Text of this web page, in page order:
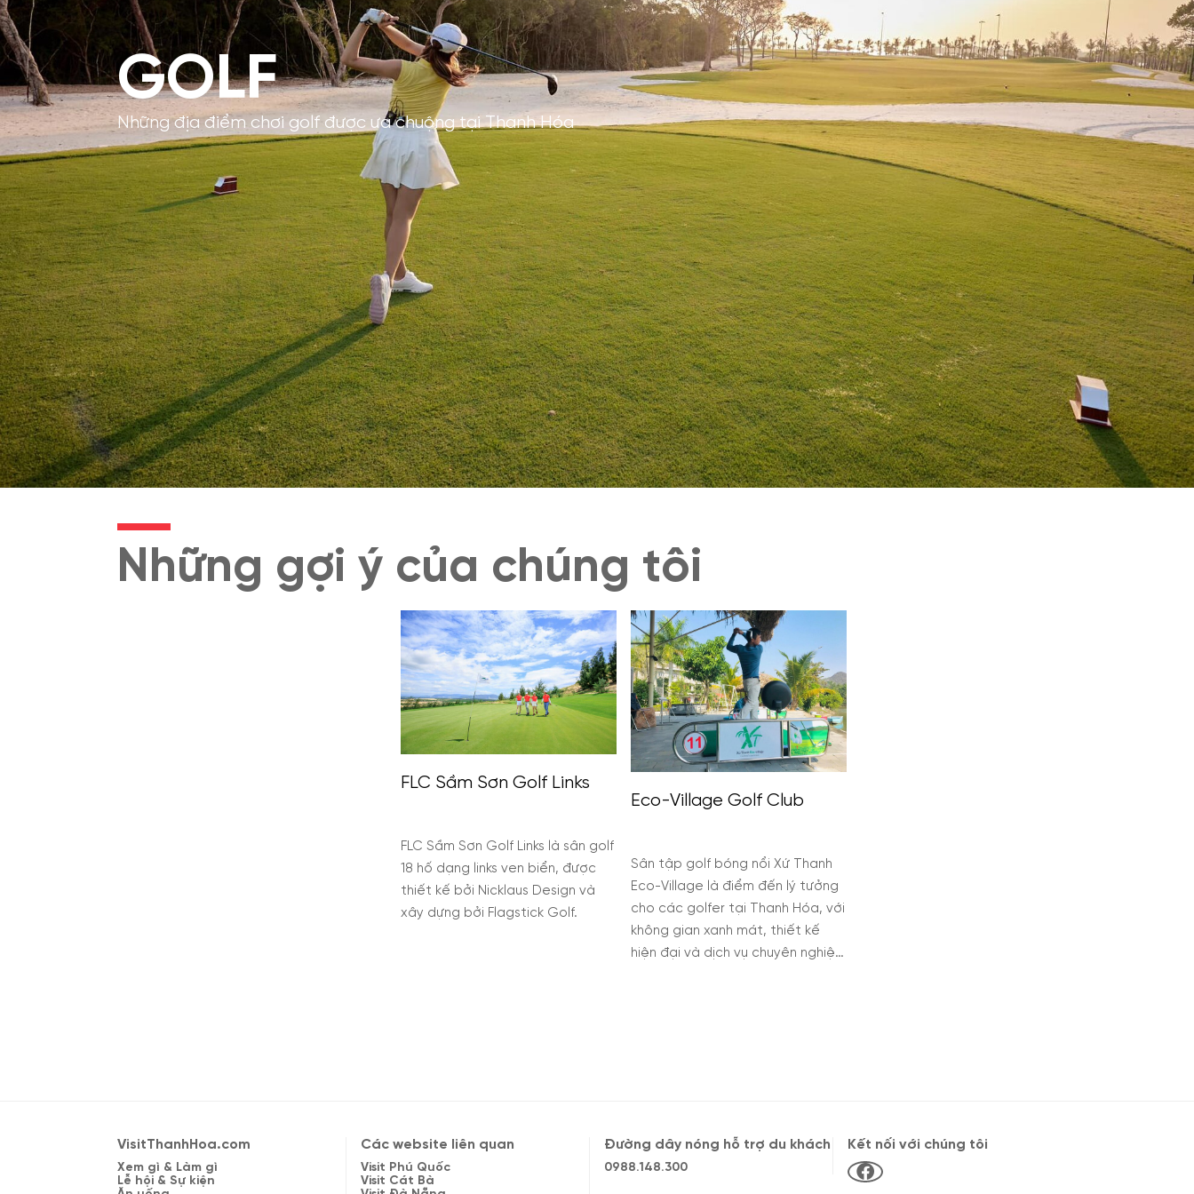
GOLF
Những địa điểm chơi golf được ưa chuộng tại Thanh Hóa
Những gợi ý của chúng tôi
FLC Sầm Sơn Golf Links
FLC Sầm Sơn Golf Links là sân golf
18 hố dạng links ven biển, được
thiết kế bởi Nicklaus Design và
xây dựng bởi Flagstick Golf.
Eco-Village Golf Club
Sân tập golf bóng nổi Xứ Thanh
Eco-Village là điểm đến lý tưởng
cho các golfer tại Thanh Hóa, với
không gian xanh mát, thiết kế
hiện đại và dịch vụ chuyên nghiệp.​
VisitThanhHoa.com
Xem gì & Làm gì
Lễ hội & Sự kiện
Các website liên quan
Visit Phú Quốc
Visit Cát Bà
Đường dây nóng hỗ trợ du khách
0988.148.300
Kết nối với chúng tôi